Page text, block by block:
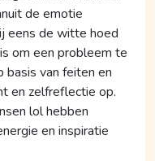
de emotie
eens de witte hoed
om een probleem te
basis van feiten en
en zelfreflectie op.
lol hebben
en inspiratie